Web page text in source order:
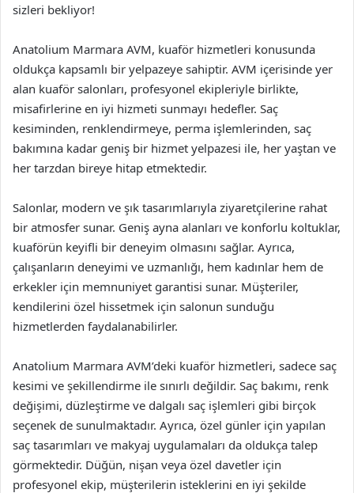
sizleri bekliyor!
Anatolium Marmara AVM, kuaför hizmetleri konusunda
oldukça kapsamlı bir yelpazeye sahiptir. AVM içerisinde yer
alan kuaför salonları, profesyonel ekipleriyle birlikte,
misafirlerine en iyi hizmeti sunmayı hedefler. Saç
kesiminden, renklendirmeye, perma işlemlerinden, saç
bakımına kadar geniş bir hizmet yelpazesi ile, her yaştan ve
her tarzdan bireye hitap etmektedir.
Salonlar, modern ve şık tasarımlarıyla ziyaretçilerine rahat
bir atmosfer sunar. Geniş ayna alanları ve konforlu koltuklar,
kuaförün keyifli bir deneyim olmasını sağlar. Ayrıca,
çalışanların deneyimi ve uzmanlığı, hem kadınlar hem de
erkekler için memnuniyet garantisi sunar. Müşteriler,
kendilerini özel hissetmek için salonun sunduğu
hizmetlerden faydalanabilirler.
Anatolium Marmara AVM’deki kuaför hizmetleri, sadece saç
kesimi ve şekillendirme ile sınırlı değildir. Saç bakımı, renk
değişimi, düzleştirme ve dalgalı saç işlemleri gibi birçok
seçenek de sunulmaktadır. Ayrıca, özel günler için yapılan
saç tasarımları ve makyaj uygulamaları da oldukça talep
görmektedir. Düğün, nişan veya özel davetler için
profesyonel ekip, müşterilerin isteklerini en iyi şekilde